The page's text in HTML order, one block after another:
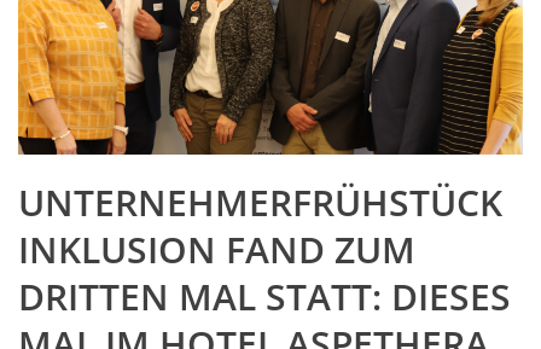
UNTERNEHMERFRÜHSTÜCK
INKLUSION FAND ZUM
DRITTEN MAL STATT: DIESES